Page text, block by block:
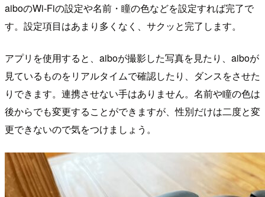
aiboのWi-Fiの設定や名前・瞳の色などを設定すれば完了で
す。設定項目はあまり多くなく、サクッと完了します。
アプリを使用すると、aiboが撮影した写真を見たり、aiboが
見ているものをリアルタイムで確認したり、ダンスをさせた
りできます。連携させない手はありません。名前や瞳の色は
後からでも変更することができますが、性別だけは二度と変
更できないので気をつけましょう。